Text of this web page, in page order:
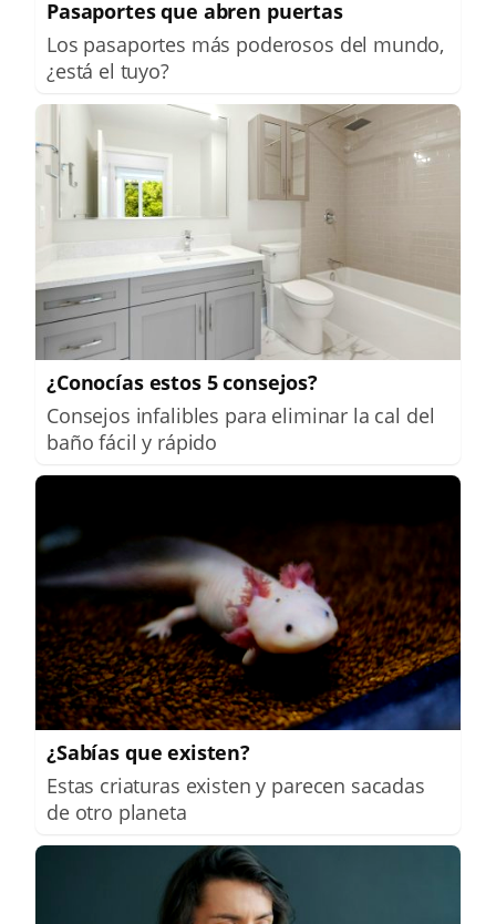
Pasaportes que abren puertas
Los pasaportes más poderosos del mundo,
¿está el tuyo?
¿Conocías estos 5 consejos?
Consejos infalibles para eliminar la cal del
baño fácil y rápido
¿Sabías que existen?
Estas criaturas existen y parecen sacadas
de otro planeta